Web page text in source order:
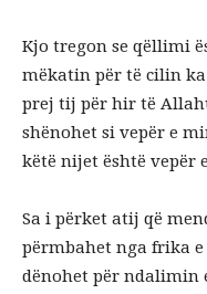
Kjo tregon se qëllimi
mëkatin për të cilin
prej tij për hir të
shënohet si vepër e
këtë nijet është vepër
Sa i përket atij që
përmbahet nga frika e
dënohet për ndalimin